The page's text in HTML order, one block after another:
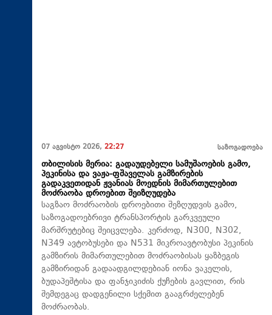
07 აგვისტო 2026, 22:27 საზოგადოება
თბილისის მერია: გადაუდებელი სამუშაოების გამო,
პეკინისა და ვაჟა-ფშაველას გამზირების
გადაკვეთიდან ჟვანიას მოედნის მიმართულებით
მოძრაობა დროებით შეიზღუდება
საგზაო მოძრაობის დროებითი შეზღუდვის გამო,
საზოგადოებრივი ტრანსპორტის გარკვეული
მარშრუტებიც შეიცვლება. კერძოდ, N300, N302,
N349 ავტობუსები და N531 მიკროავტობუსი პეკინის
გამზირის მიმართულებით მოძრაობისას ყაზბეგის
გამზირიდან გადაადგილდებიან იონა ვაკელის,
ბუდაპეშტისა და ფანჯიკიძის ქუჩების გავლით, რის
შემდეგაც დადგენილი სქემით გააგრძელებენ
მოძრაობას.